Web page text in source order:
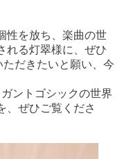
性を放ち、楽曲の世
れる灯翠様に、ぜひ
だきたいと願い、今
ントゴシックの世界
、ぜひご覧くださ